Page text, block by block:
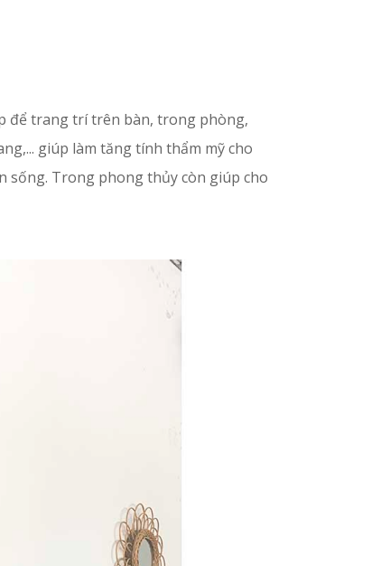
để trang trí trên bàn, trong phòng,
giúp làm tăng tính thẩm mỹ cho
sống. Trong phong thủy còn giúp cho